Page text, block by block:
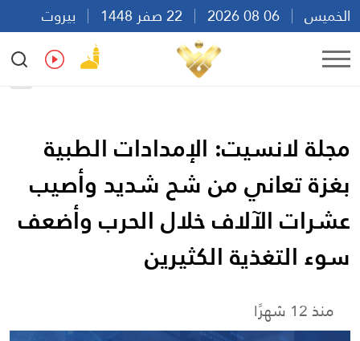
الخميس
بيروت
08:03
Ar
مجلة لانسيت: الإمدادات الطبية
بغزة تعاني من شح شديد وأصيب
عشرات الآلاف خلال الحرب وأضعف
سوء التغذية الكثيرين
منذ 12 شهرًا